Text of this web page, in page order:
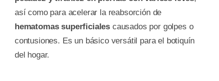
así como para acelerar la reabsorción de
hematomas superficiales causados por golpes o
contusiones. Es un básico versátil para el botiquín
del hogar.